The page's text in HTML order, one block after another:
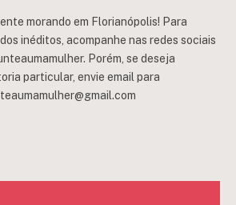
morando em Florianópolis! Para
inéditos, acompanhe nas redes sociais
Porém, se deseja
particular, envie email para